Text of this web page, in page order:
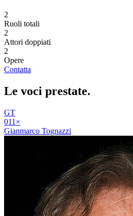
2
Ruoli totali
2
Attori doppiati
2
Opere
Contatta
Le voci prestate.
GT
011 ×
Gianmarco Tognazzi